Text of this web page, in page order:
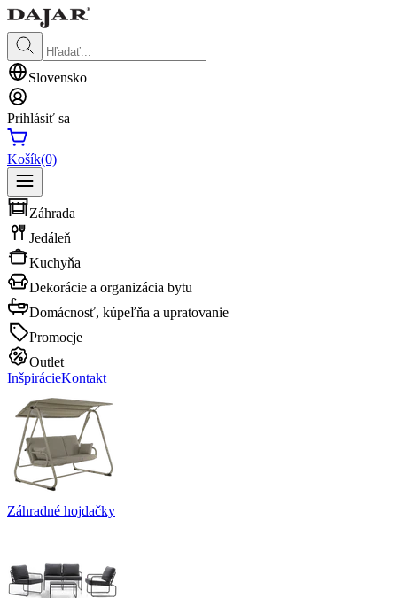
Slovensko
Prihlásiť sa
Košík(0)
Záhrada
Jedáleň
Kuchyňa
Dekorácie a organizácia bytu
Domácnosť, kúpeľňa a upratovanie
Promocje
Outlet
InšpirácieKontakt
Záhradné hojdačky